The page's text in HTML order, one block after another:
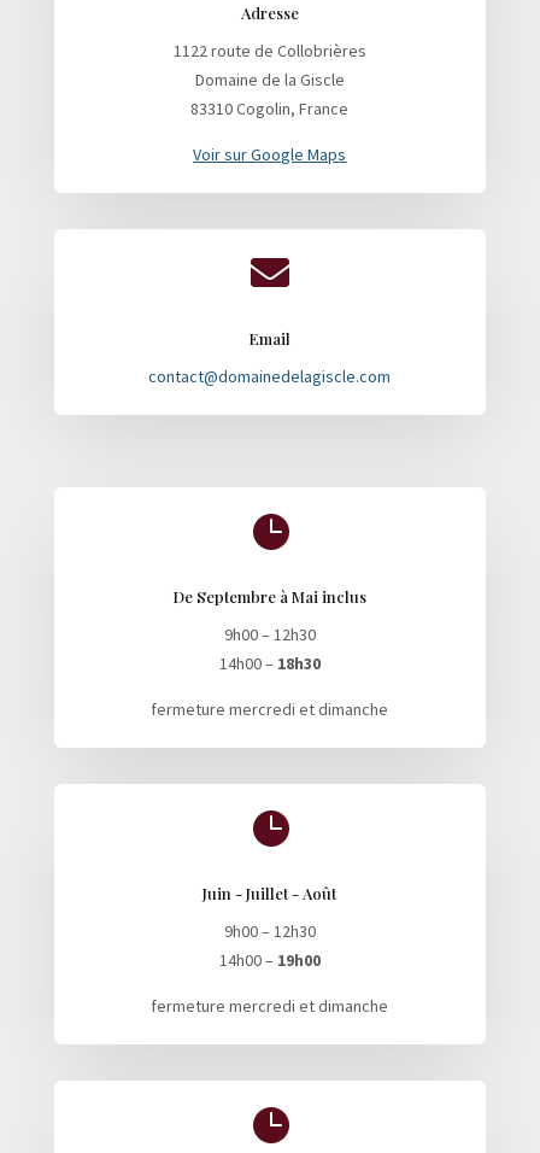
Adresse
1122 route de Collobrières
Domaine de la Giscle
83310 Cogolin, France
Voir sur Google Maps

Email
contact@domainedelagiscle.com

De Septembre à Mai inclus
9h00 – 12h30
14h00 – 18h30
fermeture mercredi et dimanche

Juin - Juillet - Août
9h00 – 12h30
14h00 – 19h00
fermeture mercredi et dimanche
